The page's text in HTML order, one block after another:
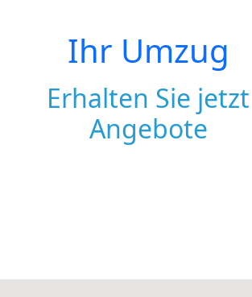
Ihr Umzug
Erhalten Sie jetzt
Angebote